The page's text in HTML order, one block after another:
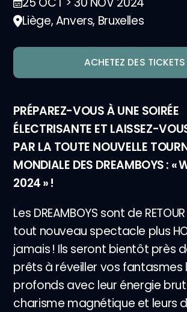
Liège, Anvers, Bruxelles
ACHETEZ DES TICKETS
PRÉPAREZ-VOUS À UNE SOIRÉE
ÉLECTRISANTE ET LAISSEZ-
PAR LA TOUTE NOUVELLE
MONDIALE DES DREAMBOYS : «
2024 » !
Les DREAMBOYS sont de
tout nouveau spectacle plus
jamais ! Ils seront bientôt près
prêts à réveiller vos fantasmes
profonds avec leur énergie
charisme magnétique et leurs